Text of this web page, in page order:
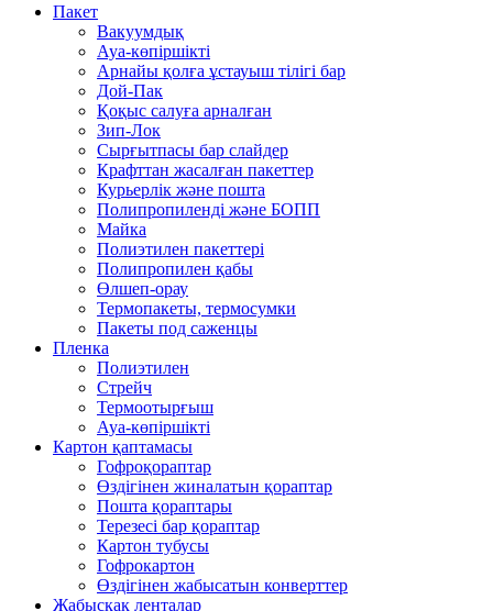
Пакет
Вакуумдық
Ауа-көпіршікті
Арнайы қолға ұстауыш тілігі бар
Дой-Пак
Қоқыс салуға арналған
Зип-Лок
Сырғытпасы бар слайдер
Крафттан жасалған пакеттер
Курьерлік және пошта
Полипропиленді және БОПП
Майка
Полиэтилен пакеттері
Полипропилен қабы
Өлшеп-орау
Термопакеты, термосумки
Пакеты под саженцы
Пленка
Полиэтилен
Стрейч
Термоотырғыш
Ауа-көпіршікті
Картон қаптамасы
Гофроқораптар
Өздігінен жиналатын қораптар
Пошта қораптары
Терезесі бар қораптар
Картон тубусы
Гофрокартон
Өздігінен жабысатын конверттер
Жабысқақ ленталар